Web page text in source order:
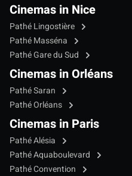
Cinemas in Nice
Pathé Lingostière
Pathé Masséna
Pathé Gare du Sud
Cinemas in Orléans
Pathé Saran
Pathé Orléans
Cinemas in Paris
Pathé Alésia
Pathé Aquaboulevard
Pathé Convention